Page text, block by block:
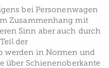
bei Personenwagen
Zusammenhang mit
Sinn aber auch durch
der
werden in Normen und
über Schienenoberkante